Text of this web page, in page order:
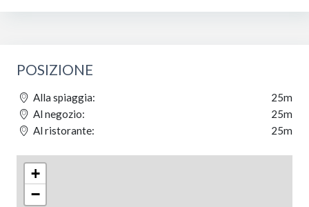
e gli utensili da cucina più raffinati. Inoltre, abbiamo una
POSIZIONE
Alla spiaggia:
25m
Al negozio:
25m
Al ristorante:
25m
+
−